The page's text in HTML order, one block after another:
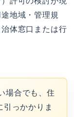
地域・管理規
体窓口または行
場合でも、住
っかかりま